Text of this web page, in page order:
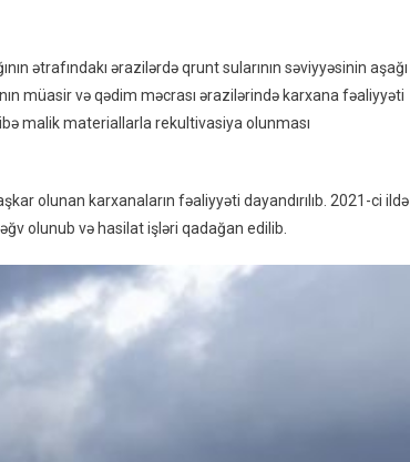
ətrafındakı ərazilərdə qrunt sularının səviyyəsinin aşağı
müasir və qədim məcrası ərazilərində karxana fəaliyyəti
malik materiallarla rekultivasiya olunması
olunan karxanaların fəaliyyəti dayandırılıb. 2021-ci ildə
olunub və hasilat işləri qadağan edilib.